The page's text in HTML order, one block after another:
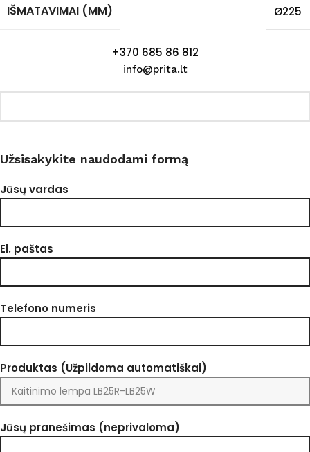
IŠMATAVIMAI (MM) Ø225
+370 685 86 812
info@prita.lt
Užsisakykite naudodami formą
Jūsų vardas
El. paštas
Telefono numeris
Produktas (Užpildoma automatiškai)
Jūsų pranešimas (neprivaloma)